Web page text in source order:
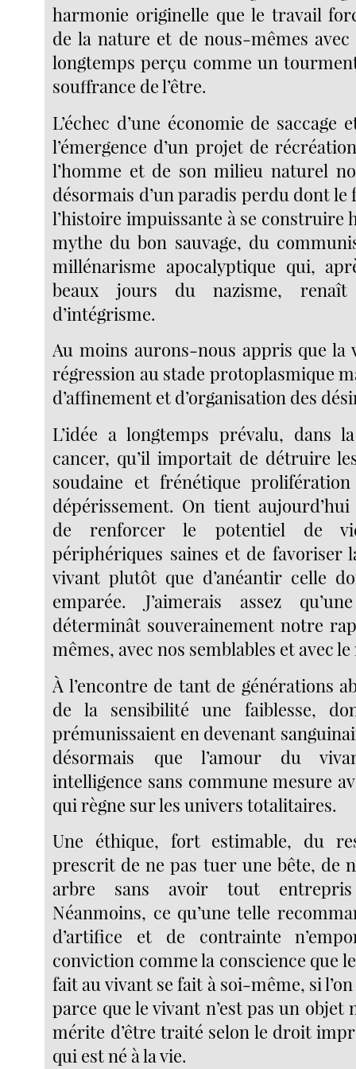
harmonie originelle que le travail
de la nature et de nous-mêmes
longtemps perçu comme un
souffrance de l’être.
L’échec d’une économie de
l’émergence d’un projet de
l’homme et de son milieu naturel
désormais d’un paradis perdu dont le
l’histoire impuissante à se construire
mythe du bon sauvage, du
millénarisme apocalyptique qui,
beaux jours du nazisme,
d’intégrisme.
Au moins aurons-nous appris que la
régression au stade protoplasmique
d’affinement et d’organisation des
L’idée a longtemps prévalu, dans
cancer, qu’il importait de détruire
soudaine et frénétique
dépérissement. On tient
de renforcer le potentiel de
périphériques saines et de favoriser
vivant plutôt que d’anéantir celle
emparée. J’aimerais assez
déterminât souverainement notre
mêmes, avec nos semblables et avec
À l’encontre de tant de générations
de la sensibilité une faiblesse,
prémunissaient en devenant
désormais que l’amour du
intelligence sans commune mesure
qui règne sur les univers totalitaires.
Une éthique, fort estimable, du
prescrit de ne pas tuer une bête, de
arbre sans avoir tout
Néanmoins, ce qu’une telle
d’artifice et de contrainte
conviction comme la conscience que
fait au vivant se fait à soi-même, si
parce que le vivant n’est pas un objet
mérite d’être traité selon le droit
qui est né à la vie.